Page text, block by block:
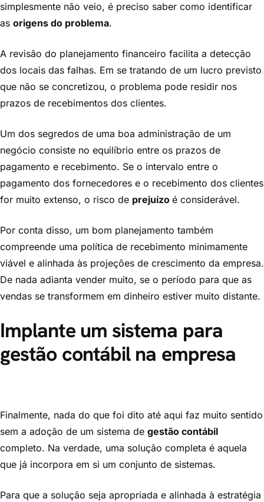
simplesmente não veio, é preciso saber como identificar
as origens do problema.
A revisão do planejamento financeiro facilita a detecção
dos locais das falhas. Em se tratando de um lucro previsto
que não se concretizou, o problema pode residir nos
prazos de recebimentos dos clientes.
Um dos segredos de uma boa administração de um
negócio consiste no equilíbrio entre os prazos de
pagamento e recebimento. Se o intervalo entre o
pagamento dos fornecedores e o recebimento dos clientes
for muito extenso, o risco de prejuízo é considerável.
Por conta disso, um bom planejamento também
compreende uma política de recebimento minimamente
viável e alinhada às projeções de crescimento da empresa.
De nada adianta vender muito, se o período para que as
vendas se transformem em dinheiro estiver muito distante.
Implante um sistema para
gestão contábil na empresa
Finalmente, nada do que foi dito até aqui faz muito sentido
sem a adoção de um sistema de gestão contábil
completo. Na verdade, uma solução completa é aquela
que já incorpora em si um conjunto de sistemas.
Para que a solução seja apropriada e alinhada à estratégia